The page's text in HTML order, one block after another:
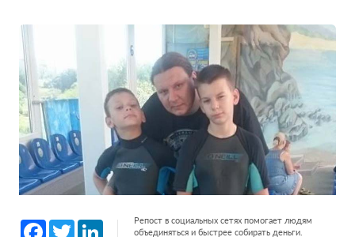
Facebook
Twitter LinkedInРепост в социальных сетях помогает людям
объединяться и быстрее собирать деньги.